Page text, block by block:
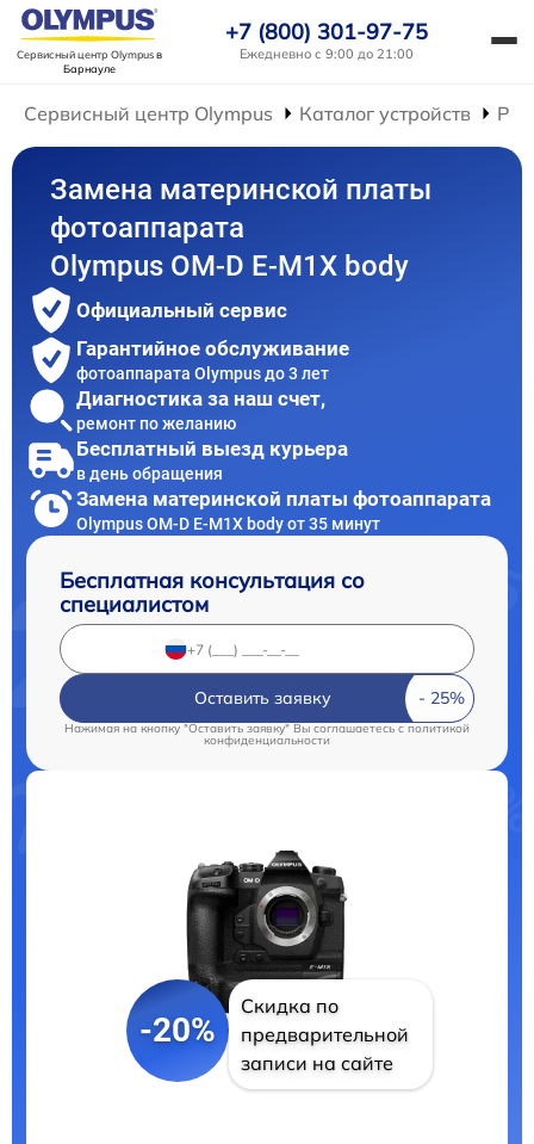
Сервисный центр Olympusв
Барнауле
+7 (800) 301-97-75
Ежедневно с 9:00 до 21:00
Сервисный центр Olympus Каталог устройств
Замена материнской платы
фотоаппарата
Olympus OM-D E-M1X body
Официальный сервис
Гарантийное обслуживание
фотоаппарата Olympus до 3 лет
Диагностика за наш счет,
ремонт по желанию
Бесплатный выезд курьера
в день обращения
Замена материнской платы фотоаппарата
Olympus OM-D E-M1X body от 35 минут
Бесплатная консультация со
специалистом
Оставить заявку
Нажимая на кнопку "Оставить заявку" Вы соглашаетесь c политикой
конфиденциальности
-20%
Скидка по
предварительной
записи на сайте